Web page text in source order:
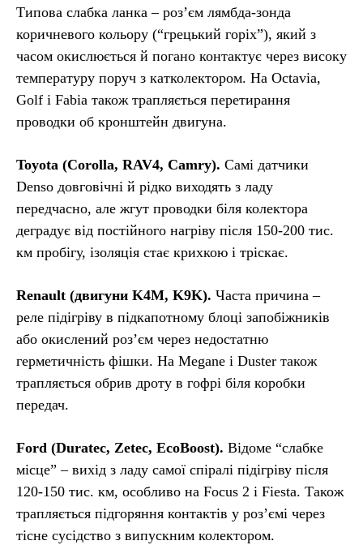
Типова слабка ланка – роз’єм лямбда-зонда
коричневого кольору (“грецький горіх”), який з
часом окислюється й погано контактує через високу
температуру поруч з катколектором. На Octavia,
Golf і Fabia також трапляється перетирання
проводки об кронштейн двигуна.
Toyota (Corolla, RAV4, Camry). Самі датчики
Denso довговічні й рідко виходять з ладу
передчасно, але жгут проводки біля колектора
деградує від постійного нагріву після 150-200 тис.
км пробігу, ізоляція стає крихкою і тріскає.
Renault (двигуни K4M, K9K). Часта причина –
реле підігріву в підкапотному блоці запобіжників
або окислений роз’єм через недостатню
герметичність фішки. На Megane і Duster також
трапляється обрив дроту в гофрі біля коробки
передач.
Ford (Duratec, Zetec, EcoBoost). Відоме “слабке
місце” – вихід з ладу самої спіралі підігріву після
120-150 тис. км, особливо на Focus 2 і Fiesta. Також
трапляється підгоряння контактів у роз’ємі через
тісне сусідство з випускним колектором.